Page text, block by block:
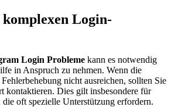
komplexen Login-
Login Probleme kann es notwendig
in Anspruch zu nehmen. Wenn die
nicht ausreichen, sollten Sie
kontaktieren. Dies gilt insbesondere für
oft spezielle Unterstützung erfordern.